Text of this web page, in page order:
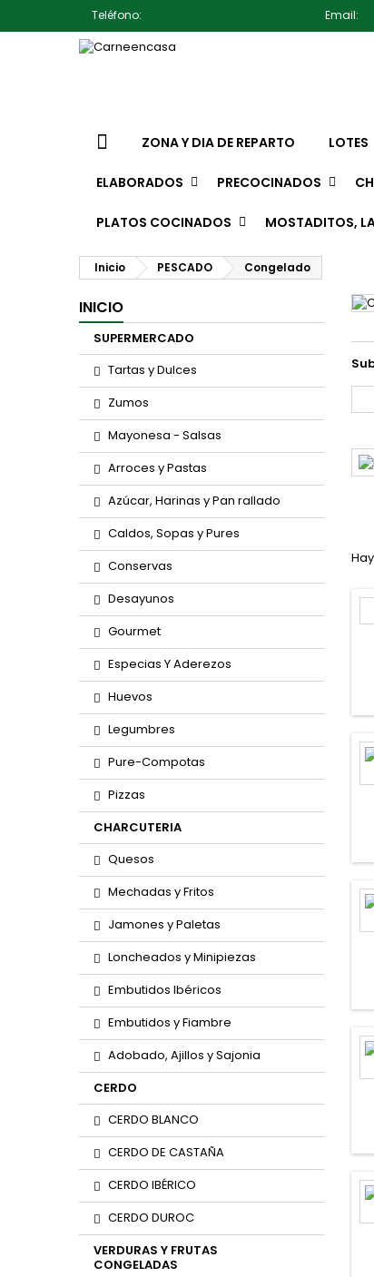
Teléfono: Email:
ZONA Y DIA DE REPARTO LOTES
ELABORADOS PRECOCINADOS
PLATOS COCINADOS MOSTADITOS,
Inicio PESCADO Congelado
INICIO
SUPERMERCADO
Tartas y Dulces
Zumos
Mayonesa - Salsas
Arroces y Pastas
Azúcar, Harinas y Pan rallado
Caldos, Sopas y Pures
Conservas
Desayunos
Gourmet
Especias Y Aderezos
Huevos
Legumbres
Pure-Compotas
Pizzas
CHARCUTERIA
Quesos
Mechadas y Fritos
Jamones y Paletas
Loncheados y Minipiezas
Embutidos Ibéricos
Embutidos y Fiambre
Adobado, Ajillos y Sajonia
CERDO
CERDO BLANCO
CERDO DE CASTAÑA
CERDO IBÉRICO
CERDO DUROC
VERDURAS Y FRUTAS
CONGELADAS